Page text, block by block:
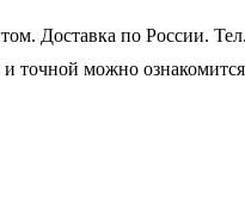
Доставка по России.
точной можно